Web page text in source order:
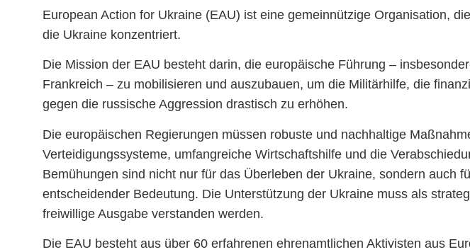
European Action for Ukraine (EAU) ist eine gemeinnützige Organisation,
die Ukraine konzentriert.
Die Mission der EAU besteht darin, die europäische Führung –
Frankreich – zu mobilisieren und auszubauen, um die Militärhilfe, die
gegen die russische Aggression drastisch zu erhöhen.
Die europäischen Regierungen müssen robuste und nachhaltige
Verteidigungssysteme, umfangreiche Wirtschaftshilfe und die
Bemühungen sind nicht nur für das Überleben der Ukraine, sondern auch
entscheidender Bedeutung. Die Unterstützung der Ukraine muss als
freiwillige Ausgabe verstanden werden.
Die EAU besteht aus über 60 erfahrenen ehrenamtlichen Aktivisten aus